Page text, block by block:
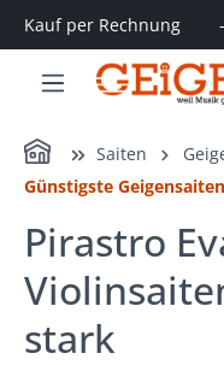
springen
Kauf per Rechnung
Home Saiten
Günstigste Geigensaiten
Pirastro
stark